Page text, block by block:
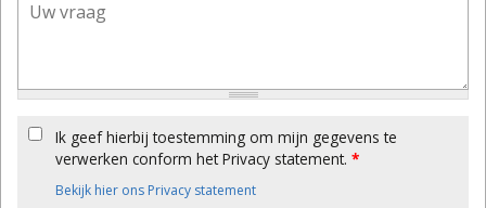
Ik geef hierbij toestemming om mijn gegevens te
verwerken conform het Privacy statement. *
Bekijk hier ons Privacy statement